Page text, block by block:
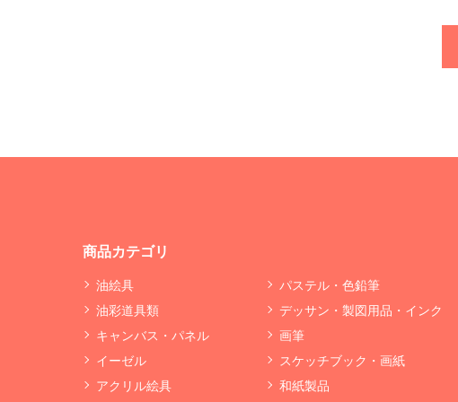
商品カテゴリ
油絵具
油彩道具類
キャンバス・パネル
イーゼル
アクリル絵具
パステル・色鉛筆
デッサン・製図用品・インク
画筆
スケッチブック・画紙
和紙製品